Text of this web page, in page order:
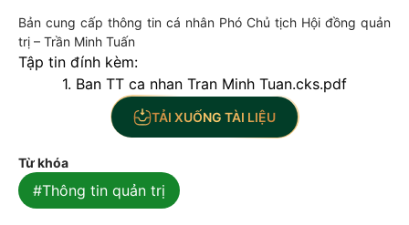
Bản cung cấp thông tin cá nhân Phó Chủ tịch Hội đồng quản
trị – Trần Minh Tuấn
Tập tin đính kèm:
1. Ban TT ca nhan Tran Minh Tuan.cks.pdf
TẢI XUỐNG TÀI LIỆU
Từ khóa
#Thông tin quản trị